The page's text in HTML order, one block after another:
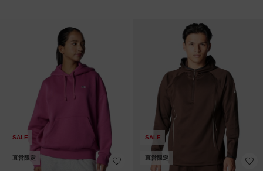
SALE
直営限定
SALE
直営限定